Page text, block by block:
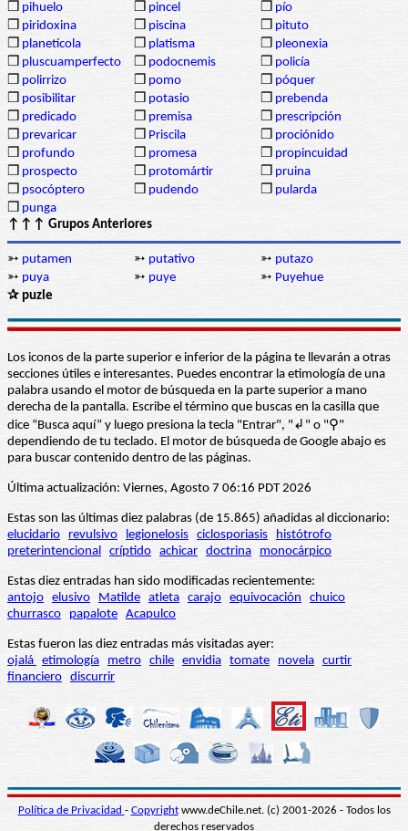
❒ pihuelo ❒ pincel ❒ pío
❒ piridoxina ❒ piscina ❒ pituto
❒ planetícola ❒ platisma ❒ pleonexia
❒ pluscuamperfecto ❒ podocnemis ❒ policía
❒ polirrizo ❒ pomo ❒ póquer
❒ posibilitar ❒ potasio ❒ prebenda
❒ predicado ❒ premisa ❒ prescripción
❒ prevaricar ❒ Priscila ❒ prociónido
❒ profundo ❒ promesa ❒ propincuidad
❒ prospecto ❒ protomártir ❒ pruina
❒ psocóptero ❒ pudendo ❒ pularda
❒ punga
↑↑↑ Grupos Anteriores
➳ putamen ➳ putativo ➳ putazo
➳ puya ➳ puye ➳ Puyehue
✰ puzle
Los iconos de la parte superior e inferior de la página te llevarán a otras
secciones útiles e interesantes. Puedes encontrar la etimología de una
palabra usando el motor de búsqueda en la parte superior a mano
derecha de la pantalla. Escribe el término que buscas en la casilla que
dice “Busca aquí” y luego presiona la tecla "Entrar", "↲" o "⚲"
dependiendo de tu teclado. El motor de búsqueda de Google abajo es
para buscar contenido dentro de las páginas.
Última actualización: Viernes, Agosto 7 06:16 PDT 2026
Estas son las últimas diez palabras (de 15.865) añadidas al diccionario:
elucidario
revulsivo legionelosis ciclosporiasis
histótrofo
preterintencional críptido achicar doctrina monocárpico
Estas diez entradas han sido modificadas recientemente:
antojo elusivo Matilde atleta carajo equivocación
chuico
churrasco
papalote Acapulco
Estas fueron las diez entradas más visitadas ayer:
ojalá etimología metro chile envidia tomate novela curtir
financiero discurrir
Política de Privacidad - Copyrightwww.deChile.net. (c) 2001-2026 - Todos los
derechos reservados